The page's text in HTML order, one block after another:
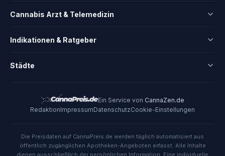
Cannabis Arzt & Telemedizin
Indikationen & Ratgeber
Städte
Ein Service von CannaZen.de
RedaktionImpressumDatenschutzCookie-Einstellungen
Die Preisdaten auf CannaPreis.de werden täglich automatisiert aus
öffentlich zugänglichen Apotheken-Angeboten erfasst. Alle Inhalte
dienen ausschließlich der persönlichen Information. Eine individuelle